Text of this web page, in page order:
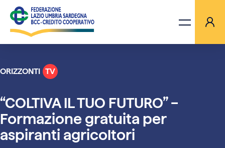
LA FEDERAZIONE
BANCHE
PROGETTI
ORIZZONTI TV
“COLTIVA IL TUO FUTURO” –
Formazione gratuita per
aspiranti agricoltori